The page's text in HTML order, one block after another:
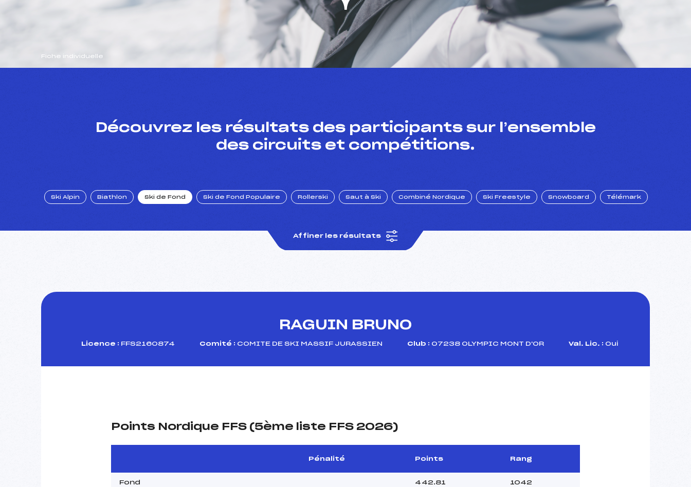
Fiche individuelle
Découvrez les résultats des participants sur l’ensemble
des circuits et compétitions.
Ski Alpin Biathlon Ski de Fond Ski de Fond Populaire Rollerski Saut à Ski Combiné Nordique Ski Freestyle Snowboard Télémark
Affiner les résultats
RAGUIN BRUNO
Licence : FFS2160874 Comité : COMITE DE SKI MASSIF JURASSIEN Club : 07238 OLYMPIC MONT D'OR Val. Lic. : Oui
Points Nordique FFS (5ème liste FFS 2026)
Pénalité Points Rang
Fond 442.81 1042